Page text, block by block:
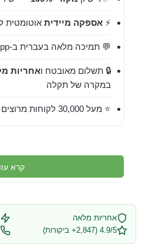
⚡ אספקה מיידית אוטומטית
💬 תמיכה מלאה בעברית ב-WhatsApp ובמייל
🔒 תשלום מאובטח ואחריות
במקרה של תקלה
⭐ מעל 30,000 לקוחות מרוצים
קרא
אחריות מלאה
4.9/5 (2,847+ ביקורות)